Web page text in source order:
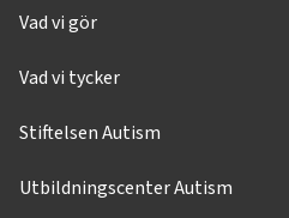
Vad vi gör
Vad vi tycker
Stiftelsen Autism
Utbildningscenter Autism